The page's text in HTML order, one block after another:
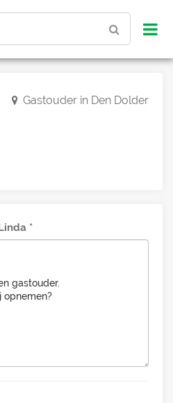
Gastouder in Den Dolder